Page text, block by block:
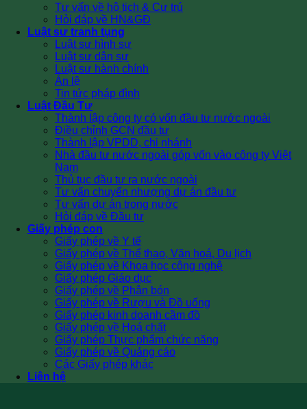
Tư vấn về hộ tịch & Cư trú
Hỏi đáp về HN&GĐ
Luật sư tranh tụng
Luật sư hình sự
Luật sư dân sự
Luật sư hành chính
Án lệ
Tin tức pháp đình
Luật Đầu Tư
Thành lập công ty có vốn đầu tư nước ngoài
Điều chỉnh GCN đầu tư
Thành lập VPDD, chi nhánh
Nhà đầu tư nước ngoài góp vốn vào công ty Việt
Nam
Thủ tục đầu tư ra nước ngoài
Tư vấn chuyển nhượng dự án đầu tư
Tư vấn dự án trong nước
Hỏi đáp về Đầu tư
Giấy phép con
Giấy phép về Y tế
Giấy phép về Thể thao, Văn hoá, Du lịch
Giấy phép về Khoa học công nghệ
Giấy phép Giáo dục
Giấy phép về Phân bón
Giấy phép về Rượu và Đồ uống
Giấy phép kinh doanh cầm đồ
Giấy phép về Hoá chất
Giấy phép Thực phẩm chức năng
Giấy phép về Quảng cáo
Các Giấy phép khác
Liên hệ